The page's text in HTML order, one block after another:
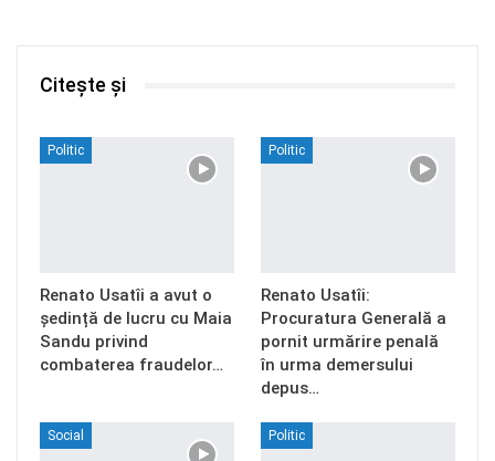
Citește și
Politic
Renato Usatîi a avut o
ședință de lucru cu Maia
Sandu privind
combaterea fraudelor…
Politic
Renato Usatîi:
Procuratura Generală a
pornit urmărire penală
în urma demersului
depus…
Social Politic